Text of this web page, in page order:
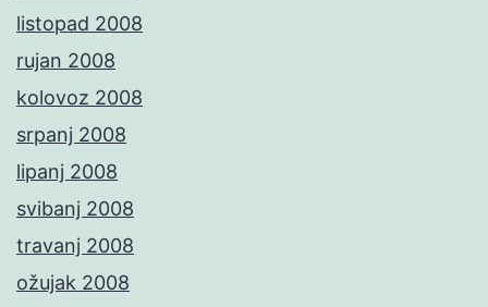
listopad 2008
rujan 2008
kolovoz 2008
srpanj 2008
lipanj 2008
svibanj 2008
travanj 2008
ožujak 2008